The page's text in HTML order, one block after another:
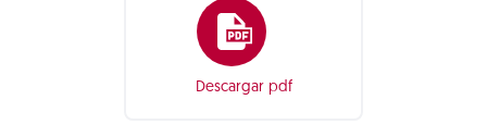
Descargar pdf